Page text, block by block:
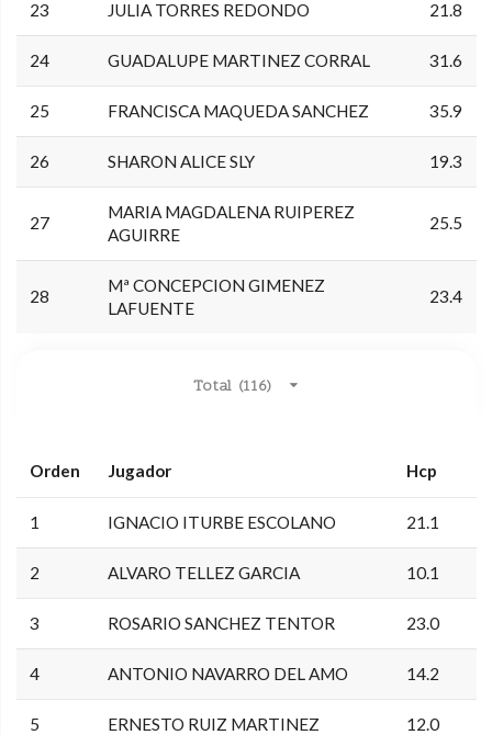
23 JULIA TORRES REDONDO 21.8
24 GUADALUPE MARTINEZ CORRAL 31.6
25 FRANCISCA MAQUEDA SANCHEZ 35.9
26 SHARON ALICE SLY 19.3
27
MARIA MAGDALENA RUIPEREZ
AGUIRRE
25.5
28
Mª CONCEPCION GIMENEZ
LAFUENTE
23.4
Total (116)
Orden Jugador Hcp
1 IGNACIO ITURBE ESCOLANO 21.1
2 ALVARO TELLEZ GARCIA 10.1
3 ROSARIO SANCHEZ TENTOR 23.0
4 ANTONIO NAVARRO DEL AMO 14.2
5 ERNESTO RUIZ MARTINEZ 12.0